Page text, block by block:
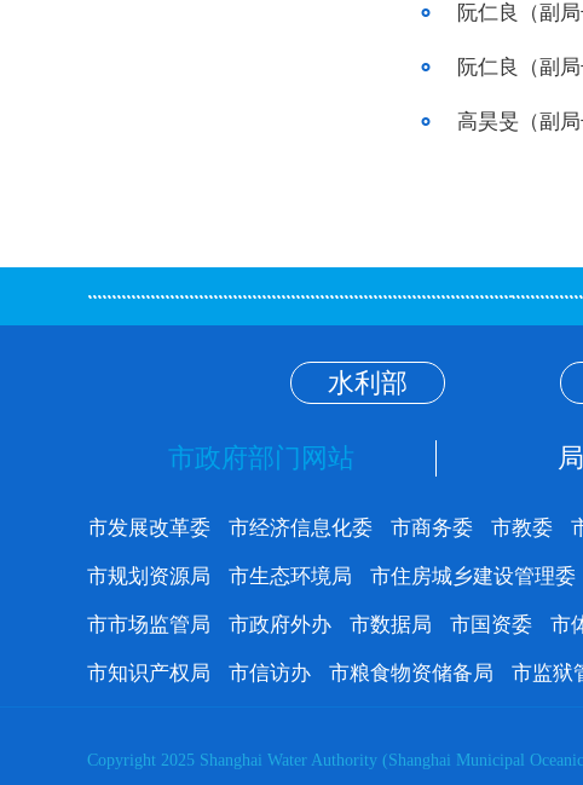
阮仁良（副局
阮仁良（副局
高昊旻（副局
水利部
市政府部门网站
市发展改革委 市经济信息化委 市商务委 市教委
市规划资源局 市生态环境局 市住房城乡建设管理委
市市场监管局 市政府外办 市数据局 市国资委 市
市知识产权局 市信访办 市粮食物资储备局 市监狱
Copyright 2025 Shanghai Water Authority (Shanghai Municipal